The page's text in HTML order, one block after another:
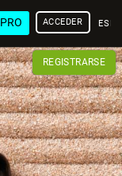
PRO ACCEDER
REGISTRARSE